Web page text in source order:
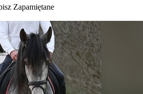
Zapamiętane